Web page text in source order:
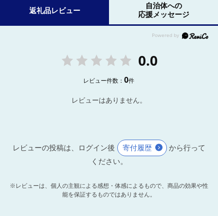
返礼品レビュー
自治体への
応援メッセージ
0.0
レビュー件数：0件
レビューはありません。
レビューの投稿は、ログイン後 寄付履歴
から行って
ください。
※レビューは、個人の主観による感想・体感によるもので、商品の効果や性
能を保証するものではありません。